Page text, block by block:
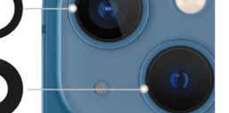
Pin Samsumg Pin Xiaomi